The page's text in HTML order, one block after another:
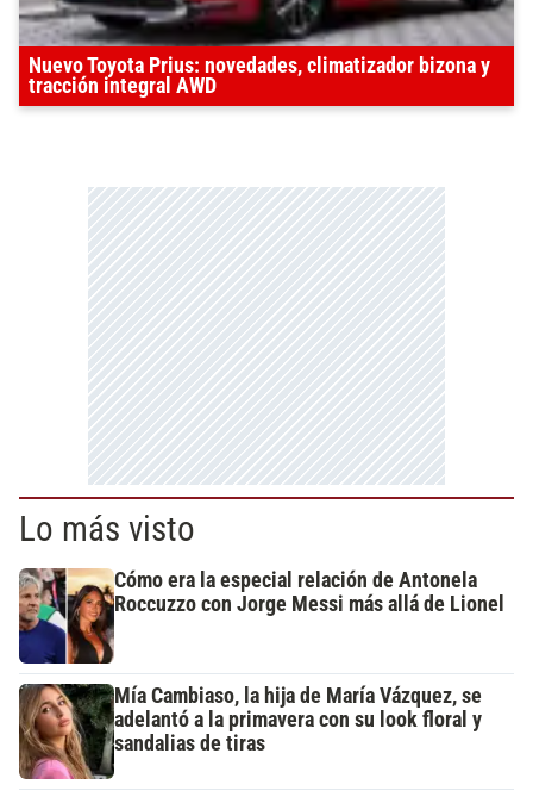
Nuevo Toyota Prius: novedades, climatizador bizona y
tracción integral AWD
Lo más visto
Cómo era la especial relación de Antonela
Roccuzzo con Jorge Messi más allá de Lionel
Mía Cambiaso, la hija de María Vázquez, se
adelantó a la primavera con su look floral y
sandalias de tiras